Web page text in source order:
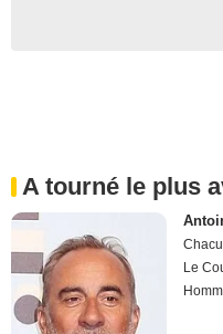
A tourné le plus
Le